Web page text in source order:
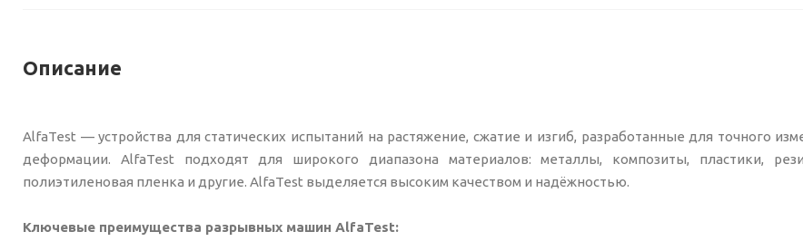
Описание
AlfaTest — устройства для статических испытаний на растяжение, сжатие и изгиб, разработанные для точного
деформации. AlfaTest подходят для широкого диапазона материалов: металлы, композиты, пластики,
полиэтиленовая пленка и другие. AlfaTest выделяется высоким качеством и надёжностью.
Ключевые преимущества разрывных машин AlfaTest: